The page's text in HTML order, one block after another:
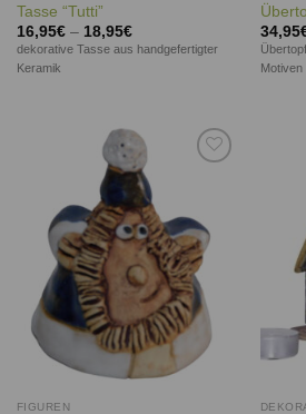
Tasse “Tutti”
16,95€– 18,95€
dekorative Tasse aus handgefertigter
Keramik
34,95
Motiven
FIGUREN